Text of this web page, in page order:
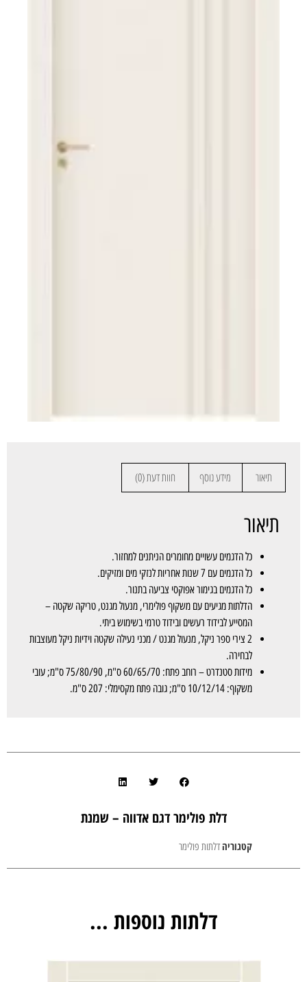
תיאור מידע נוסף חוות דעת (0)
תיאור
כל הדגמים עשויים מחומרים הניתנים למחזור.
כל הדגמים עם 7 שנות אחריות לנזקי מים ומזיקים.
כל הדגמים בגימור אפוקסי צביעה בתנור.
הדלתות מגיעים עם משקוף פולימרי, מנעול מגנט, טריקה שקטה –
המסייע לבידוד רעשים ובידוד טרמי בשימוש ביתי.
2 צירי ספר ניקל, מנעול מגנט / מכני נעילה שקטה וידיות ניקל מעוצבות
לבחירה.
מידות סטנדרט – רוחב פתח: 60/65/70 ס"מ, 75/80/90 ס"מ; עובי
משקוף: 10/12/14 ס"מ; גובה פתח מקסימלי: 207 ס"מ.
דלת פולימר דגם אדווה – שמנת
קטגוריהדלתות פולימר
דלתות נוספות ...